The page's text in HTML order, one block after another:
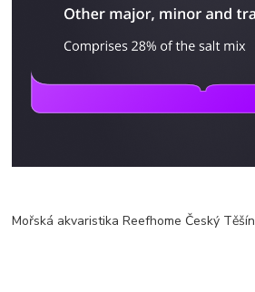
Mořská akvaristika Reefhome Český Těšín